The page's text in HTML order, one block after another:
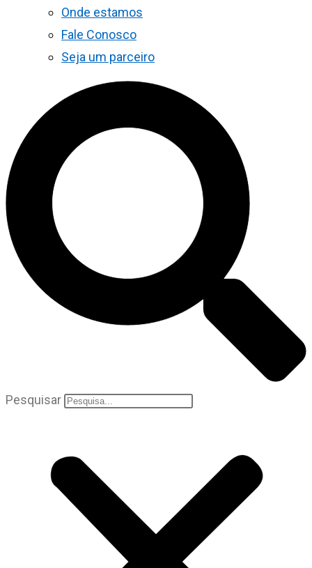
Onde estamos
Fale Conosco
Seja um parceiro
Pesquisar